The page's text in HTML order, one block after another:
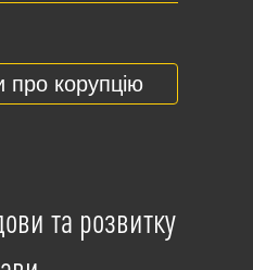
про корупцію
та розвитку